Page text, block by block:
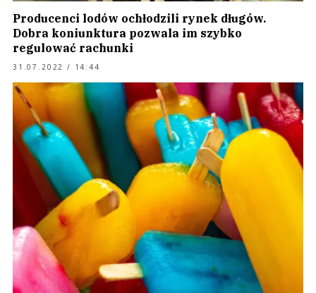
Producenci lodów ochłodzili rynek długów.
Dobra koniunktura pozwala im szybko
regulować rachunki
31.07.2022 / 14:44